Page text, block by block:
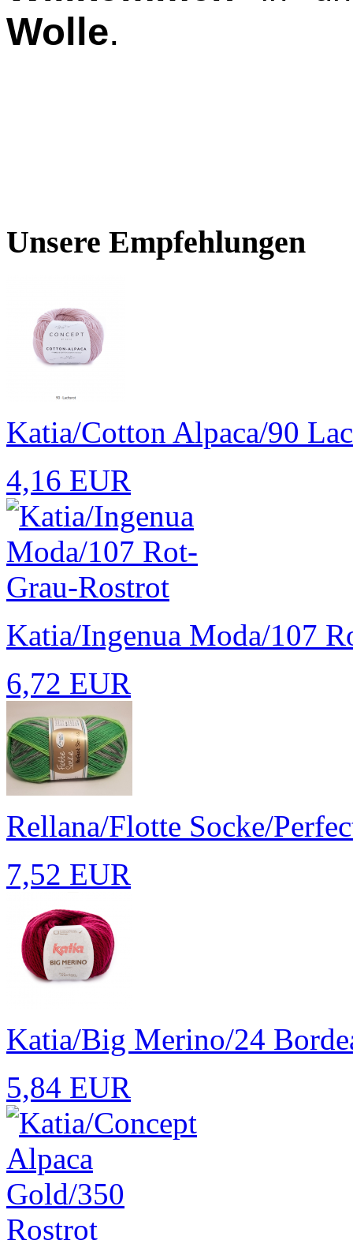
Wolle.
Unsere Empfehlungen
Katia/Cotton Alpaca/90
4,16 EUR
Katia/Ingenua Moda/107
6,72 EUR
Rellana/Flotte Socke/
7,52 EUR
Katia/Big Merino/24
5,84 EUR